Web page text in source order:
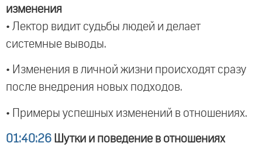
изменения
• Лектор видит судьбы людей и делает
системные выводы.
• Изменения в личной жизни происходят сразу
после внедрения новых подходов.
• Примеры успешных изменений в отношениях.
01:40:26 Шутки и поведение в отношениях